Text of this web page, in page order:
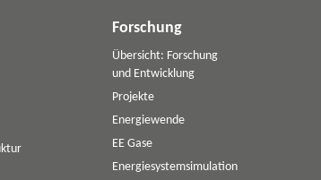
Forschung
Übersicht: Forschung
und Entwicklung
Projekte
Energiewende
EE Gase
Energiesystemsimulation